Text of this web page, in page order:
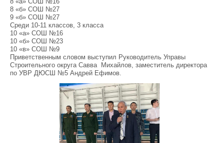
8 «б» СОШ №27
9 «б» СОШ №27
Среди 10-11 классов, 3 класса
10 «а» СОШ №16
10 «б» СОШ №23
10 «в» СОШ №9
Приветственным словом выступил Руководитель Управы
Строительного округа Савва Михайлов, заместитель директора
по УВР ДЮСШ №5 Андрей Ефимов.